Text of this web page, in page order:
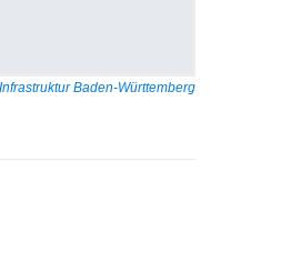
Baden-Württemberg